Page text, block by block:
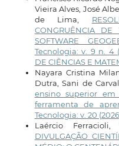
Vieira Alves, José
de Lima,
CONGRUÊNCIA
SOFTWARE
Tecnologia: v. 9 n. 4
DE CIÊNCIAS E
Nayara Cristina
Dutra, Sani de
ensino superior
ferramenta de
Tecnologia: v. 20
Laércio
DIVULGAÇÃO